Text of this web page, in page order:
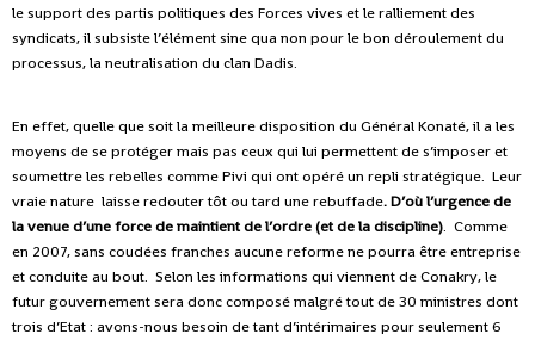
le support des partis politiques des Forces vives et le ralliement des
syndicats, il subsiste l’élément sine qua non pour le bon déroulement du
processus, la neutralisation du clan Dadis.
En effet, quelle que soit la meilleure disposition du Général Konaté, il a les
moyens de se protéger mais pas ceux qui lui permettent de s’imposer et
soumettre les rebelles comme Pivi qui ont opéré un repli stratégique. Leur
vraie nature laisse redouter tôt ou tard une rebuffade. D’où l’urgence de
la venue d’une force de maintient de l’ordre (et de la discipline). Comme
en 2007, sans coudées franches aucune reforme ne pourra être entreprise
et conduite au bout. Selon les informations qui viennent de Conakry, le
futur gouvernement sera donc composé malgré tout de 30 ministres dont
trois d’Etat : avons-nous besoin de tant d’intérimaires pour seulement 6